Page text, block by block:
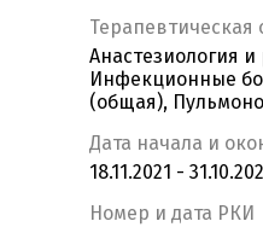
Терапевтическая
Анастезиология
Инфекционные
(общая),
Дата начала и
18.11.2021 -
Номер и дата РКИ